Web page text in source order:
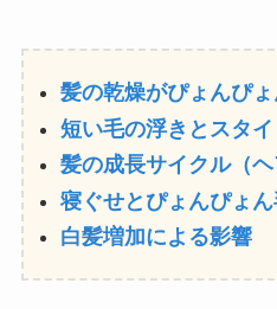
髪の乾燥がぴょんぴ
短い毛の浮きとスタ
髪の成長サイクル（ヘ
寝ぐせとぴょんぴょ
白髪増加による影響